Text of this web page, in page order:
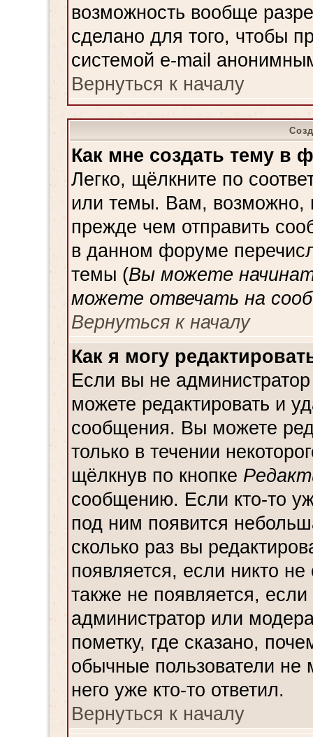
возможность вообще
сделано для того, чтобы
системой e-mail
Вернуться к началу
Как мне создать тему в
Легко, щёлкните по
или темы. Вам, возможно,
прежде чем отправить
в данном форуме
темы (Вы можете
можете отвечать на
Вернуться к началу
Как я могу
Если вы не
можете редактировать и
сообщения. Вы можете
только в течении
щёлкнув по кнопке
сообщению. Если кто-то
под ним появится
сколько раз вы
появляется, если никто
также не появляется,
администратор или
пометку, где сказано,
обычные пользователи не
него уже кто-то ответил.
Вернуться к началу